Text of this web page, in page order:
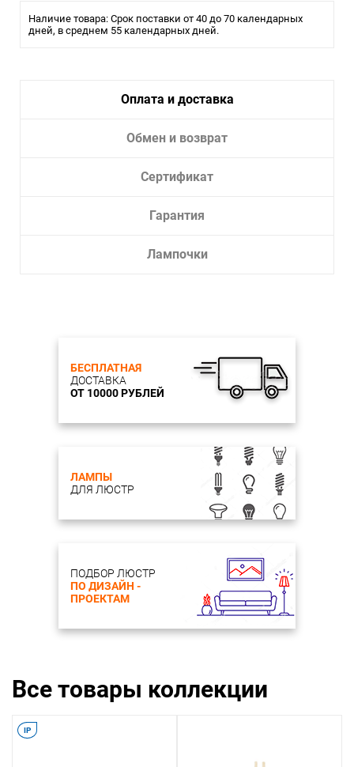
Наличие товара: Срок поставки от 40 до 70 календарных
дней, в среднем 55 календарных дней.
Оплата и доставка
Обмен и возврат
Сертификат
Гарантия
Лампочки
БЕСПЛАТНАЯ
ДОСТАВКА
ОТ 10000 РУБЛЕЙ
ЛАМПЫ
ДЛЯ ЛЮСТР
ПОДБОР ЛЮСТР
ПО ДИЗАЙН -
ПРОЕКТАМ
Все товары коллекции
IP